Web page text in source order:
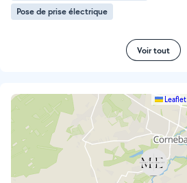
Pose de prise électrique
Voir tout
Leaflet